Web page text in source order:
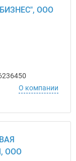
ООО
О компании
ООО